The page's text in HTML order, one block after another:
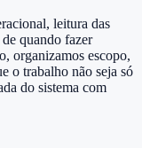
leitura das
quando fazer
organizamos escopo,
o trabalho não seja só
do sistema com